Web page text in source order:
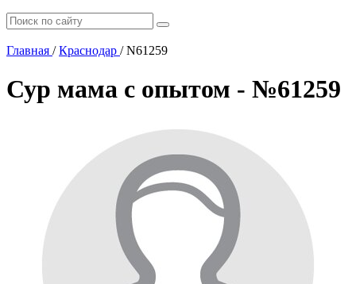
Главная / Краснодар /N61259
Сур мама с опытом - №61259